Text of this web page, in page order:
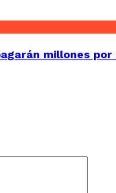
millones